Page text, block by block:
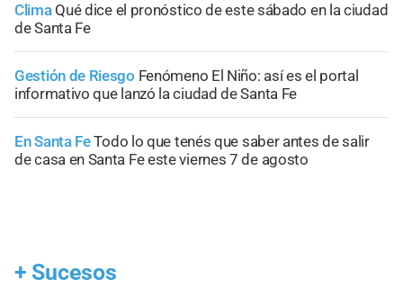
Clima Qué dice el pronóstico de este sábado en la ciudad
de Santa Fe
Gestión de Riesgo Fenómeno El Niño: así es el portal
informativo que lanzó la ciudad de Santa Fe
En Santa FeTodo lo que tenés que saber antes de salir
de casa en Santa Fe este viernes 7 de agosto
+ Sucesos